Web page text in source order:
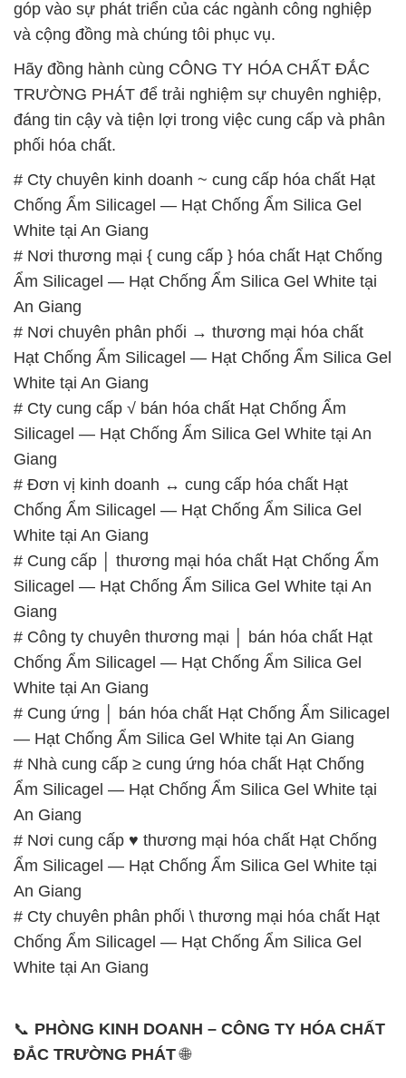
góp vào sự phát triển của các ngành công nghiệp
và cộng đồng mà chúng tôi phục vụ.
Hãy đồng hành cùng CÔNG TY HÓA CHẤT ĐẮC
TRƯỜNG PHÁT để trải nghiệm sự chuyên nghiệp,
đáng tin cậy và tiện lợi trong việc cung cấp và phân
phối hóa chất.
# Cty chuyên kinh doanh ~ cung cấp hóa chất Hạt
Chống Ẩm Silicagel — Hạt Chống Ẩm Silica Gel
White tại An Giang
# Nơi thương mại { cung cấp } hóa chất Hạt Chống
Ẩm Silicagel — Hạt Chống Ẩm Silica Gel White tại
An Giang
# Nơi chuyên phân phối → thương mại hóa chất
Hạt Chống Ẩm Silicagel — Hạt Chống Ẩm Silica Gel
White tại An Giang
# Cty cung cấp √ bán hóa chất Hạt Chống Ẩm
Silicagel — Hạt Chống Ẩm Silica Gel White tại An
Giang
# Đơn vị kinh doanh ↔ cung cấp hóa chất Hạt
Chống Ẩm Silicagel — Hạt Chống Ẩm Silica Gel
White tại An Giang
# Cung cấp │ thương mại hóa chất Hạt Chống Ẩm
Silicagel — Hạt Chống Ẩm Silica Gel White tại An
Giang
# Công ty chuyên thương mại │ bán hóa chất Hạt
Chống Ẩm Silicagel — Hạt Chống Ẩm Silica Gel
White tại An Giang
# Cung ứng │ bán hóa chất Hạt Chống Ẩm Silicagel
— Hạt Chống Ẩm Silica Gel White tại An Giang
# Nhà cung cấp ≥ cung ứng hóa chất Hạt Chống
Ẩm Silicagel — Hạt Chống Ẩm Silica Gel White tại
An Giang
# Nơi cung cấp ♥ thương mại hóa chất Hạt Chống
Ẩm Silicagel — Hạt Chống Ẩm Silica Gel White tại
An Giang
# Cty chuyên phân phối \ thương mại hóa chất Hạt
Chống Ẩm Silicagel — Hạt Chống Ẩm Silica Gel
White tại An Giang
📞 PHÒNG KINH DOANH – CÔNG TY HÓA CHẤT
ĐẮC TRƯỜNG PHÁT🌐